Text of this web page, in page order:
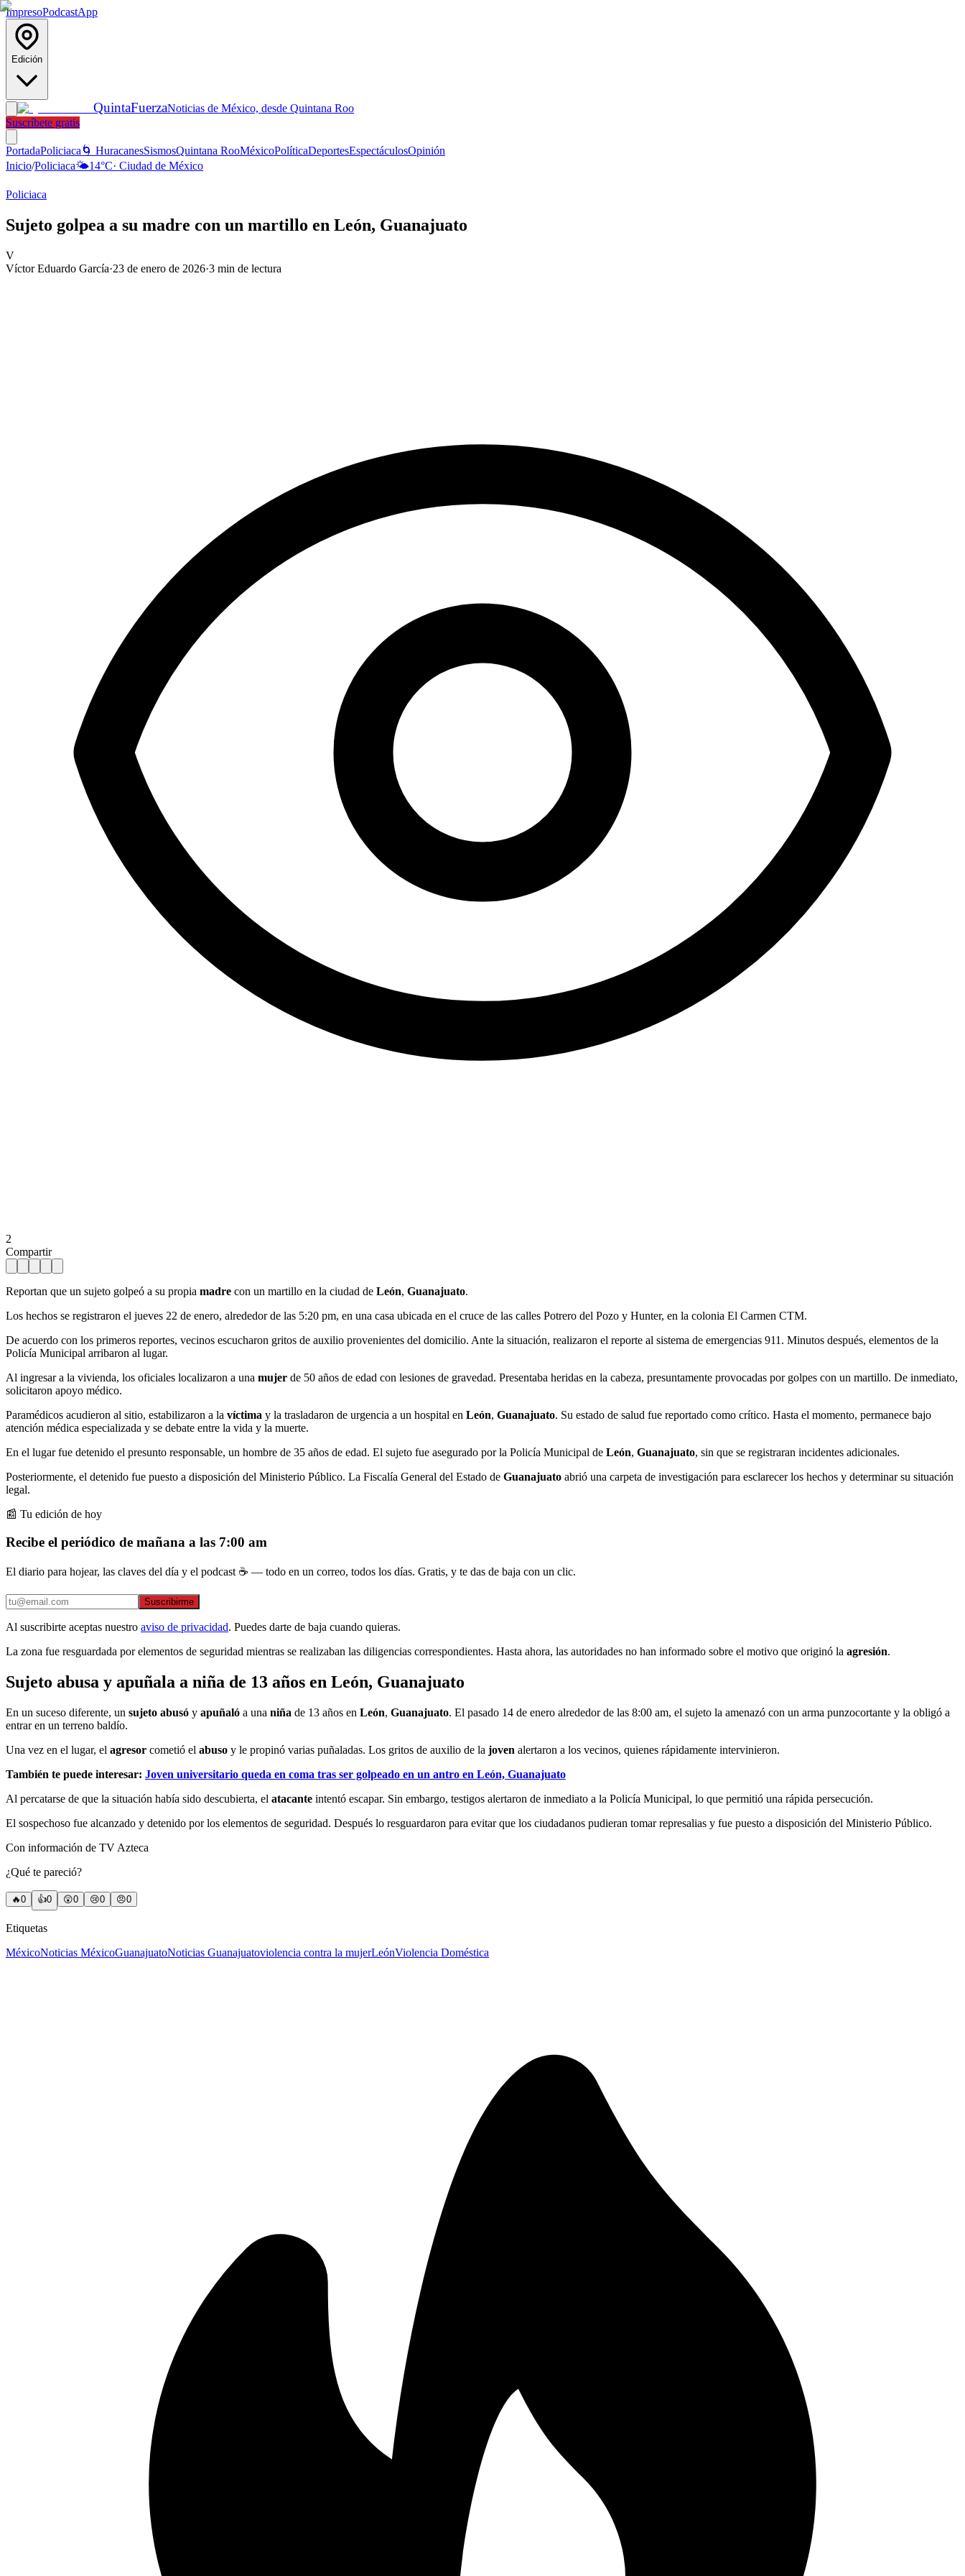
ImpresoPodcastApp
Edición
QuintaFuerzaNoticias de México, desde Quintana Roo
Suscríbete gratis
PortadaPoliciaca 🌀 HuracanesSismosQuintana RooMéxicoPolíticaDeportesEspectáculosOpinión
Inicio/Policiaca🌤️14°C· Ciudad de México
Policiaca
Sujeto golpea a su madre con un martillo en León, Guanajuato
V
Víctor Eduardo García·23 de enero de 2026·3 min de lectura
2
Compartir
Reportan que un sujeto golpeó a su propia madre con un martillo en la ciudad de León, Guanajuato.
Los hechos se registraron el jueves 22 de enero, alrededor de las 5:20 pm, en una casa ubicada en el cruce de las calles Potrero del Pozo y Hunter, en la colonia El Carmen CTM.
De acuerdo con los primeros reportes, vecinos escucharon gritos de auxilio provenientes del domicilio. Ante la situación, realizaron el reporte al sistema de emergencias 911. Minutos después, elementos de la
Policía Municipal arribaron al lugar.
Al ingresar a la vivienda, los oficiales localizaron a una mujer de 50 años de edad con lesiones de gravedad. Presentaba heridas en la cabeza, presuntamente provocadas por golpes con un martillo. De inmediato,
solicitaron apoyo médico.
Paramédicos acudieron al sitio, estabilizaron a la víctima y la trasladaron de urgencia a un hospital en León, Guanajuato. Su estado de salud fue reportado como crítico. Hasta el momento, permanece bajo
atención médica especializada y se debate entre la vida y la muerte.
En el lugar fue detenido el presunto responsable, un hombre de 35 años de edad. El sujeto fue asegurado por la Policía Municipal de León, Guanajuato, sin que se registraran incidentes adicionales.
Posteriormente, el detenido fue puesto a disposición del Ministerio Público. La Fiscalía General del Estado de Guanajuato abrió una carpeta de investigación para esclarecer los hechos y determinar su situación
legal.
📰 Tu edición de hoy
Recibe el periódico de mañana a las 7:00 am
El diario para hojear, las claves del día y el podcast ☕ — todo en un correo, todos los días. Gratis, y te das de baja con un clic.
Suscribirme
Al suscribirte aceptas nuestro aviso de privacidad. Puedes darte de baja cuando quieras.
La zona fue resguardada por elementos de seguridad mientras se realizaban las diligencias correspondientes. Hasta ahora, las autoridades no han informado sobre el motivo que originó la agresión.
Sujeto abusa y apuñala a niña de 13 años en León, Guanajuato
En un suceso diferente, un sujeto abusó y apuñaló a una niña de 13 años en León, Guanajuato. El pasado 14 de enero alrededor de las 8:00 am, el sujeto la amenazó con un arma punzocortante y la obligó a
entrar en un terreno baldío.
Una vez en el lugar, el agresor cometió el abuso y le propinó varias puñaladas. Los gritos de auxilio de la joven alertaron a los vecinos, quienes rápidamente intervinieron.
También te puede interesar: Joven universitario queda en coma tras ser golpeado en un antro en León, Guanajuato
Al percatarse de que la situación había sido descubierta, el atacante intentó escapar. Sin embargo, testigos alertaron de inmediato a la Policía Municipal, lo que permitió una rápida persecución.
El sospechoso fue alcanzado y detenido por los elementos de seguridad. Después lo resguardaron para evitar que los ciudadanos pudieran tomar represalias y fue puesto a disposición del Ministerio Público.
Con información de TV Azteca
¿Qué te pareció?
🔥0 👍0 😲0 😢0 😠0
Etiquetas
MéxicoNoticias MéxicoGuanajuatoNoticias Guanajuatoviolencia contra la mujerLeónViolencia Doméstica